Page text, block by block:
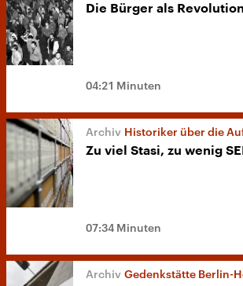
Die Bürger als
04:21 Minuten
Historiker über die Aufarbeitung
Zu viel Stasi, zu wenig
07:34 Minuten
Gedenkstätte Berlin-